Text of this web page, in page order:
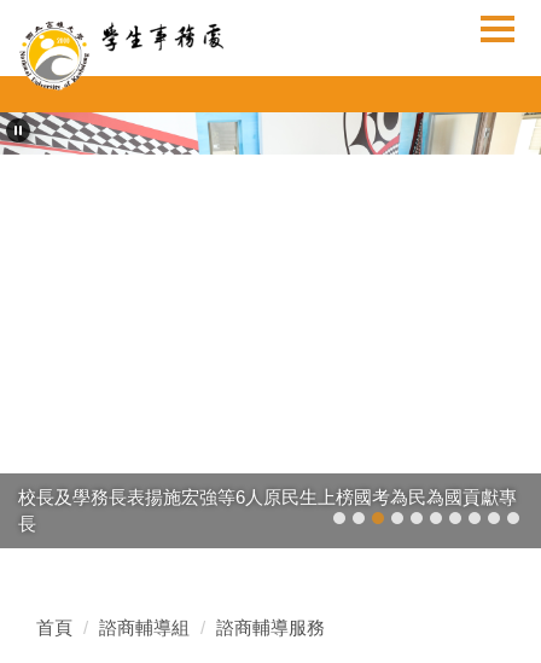
到
主
內
容
校長及學務長表揚施宏強等6人原民生上榜國考為民為國貢獻專
長
首頁 諮商輔導組 諮商輔導服務